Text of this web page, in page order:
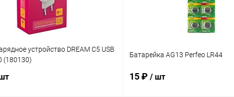
устройство DREAM C5 USB
(180130)
Батарейка AG13 Perfeo LR44
15 ₽ / шт